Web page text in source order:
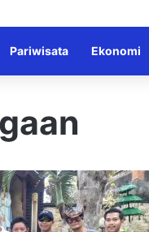
Pariwisata Ekonomi